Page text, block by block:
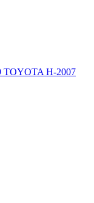
TOYOTA H-2007